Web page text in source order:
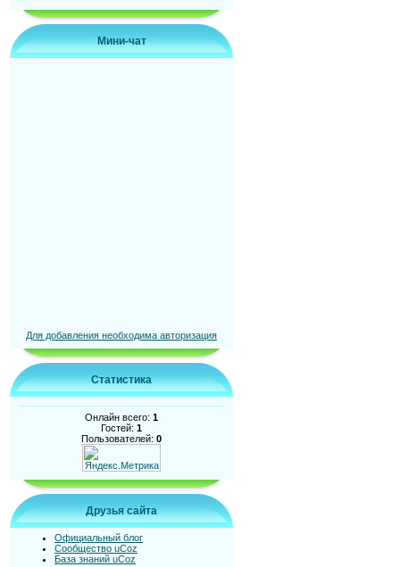
Мини-чат
Для добавления необходима авторизация
Статистика
Онлайн всего: 1
Гостей: 1
Пользователей: 0
Друзья сайта
Официальный блог
Сообщество uCoz
База знаний uCoz